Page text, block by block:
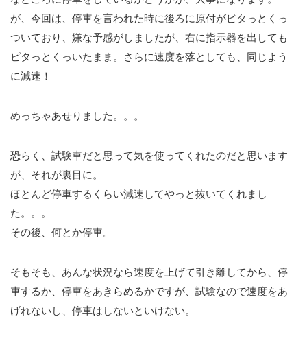
が、今回は、停車を言われた時に後ろに原付がピタっとくっ
ついており、嫌な予感がしましたが、右に指示器を出しても
ピタっとくっいたまま。さらに速度を落としても、同じよう
に減速！
めっちゃあせりました。。。
恐らく、試験車だと思って気を使ってくれたのだと思います
が、それが裏目に。
ほとんど停車するくらい減速してやっと抜いてくれまし
た。。。
その後、何とか停車。
そもそも、あんな状況なら速度を上げて引き離してから、停
車するか、停車をあきらめるかですが、試験なので速度をあ
げれないし、停車はしないといけない。